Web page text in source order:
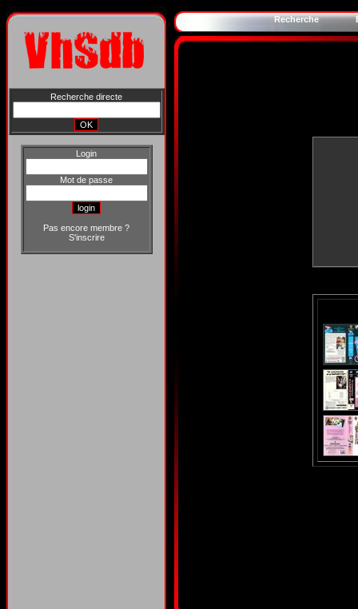
Recherche directe
Login
Mot de passe
Pas encore membre ?
S'inscrire
Recherche